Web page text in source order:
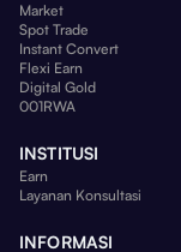
Market
Spot Trade
Instant Convert
Flexi Earn
Digital Gold
001RWA
INSTITUSI
Earn
Layanan Konsultasi
INFORMASI